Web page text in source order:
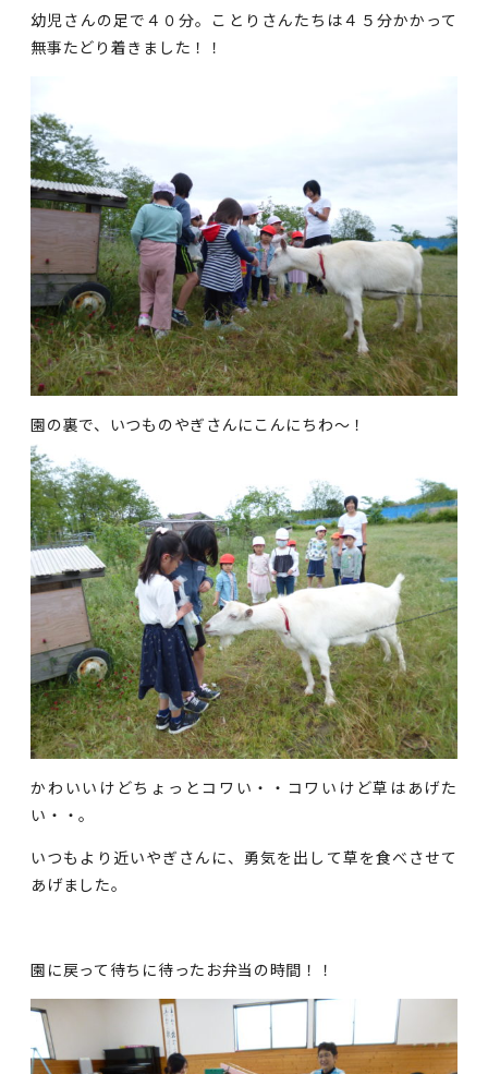
幼児さんの足で４０分。ことりさんたちは４５分かかって
無事たどり着きました！！
園の裏で、いつものやぎさんにこんにちわ～！
かわいいけどちょっとコワい・・コワいけど草はあげた
い・・。
いつもより近いやぎさんに、勇気を出して草を食べさせて
あげました。
園に戻って待ちに待ったお弁当の時間！！